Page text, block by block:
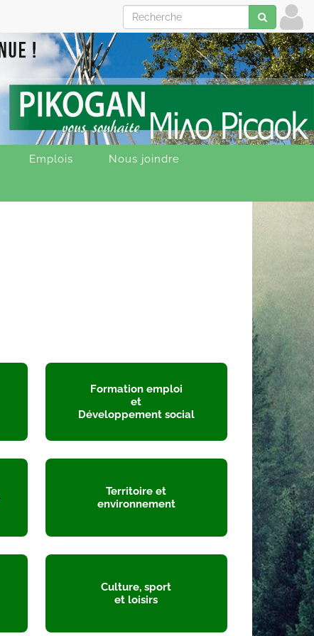
Emplois Nous joindre
Formation emploi
et
Développement social
Territoire et
environnement
Culture, sport
et loisirs